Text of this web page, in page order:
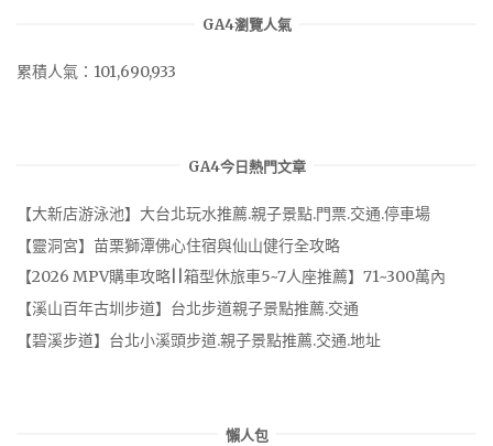
GA4瀏覽人氣
累積人氣：101,690,933
GA4今日熱門文章
【大新店游泳池】大台北玩水推薦.親子景點.門票.交通.停車場
【靈洞宮】苗栗獅潭佛心住宿與仙山健行全攻略
【2026 MPV購車攻略||箱型休旅車5~7人座推薦】71~300萬內
【溪山百年古圳步道】台北步道親子景點推薦.交通
【碧溪步道】台北小溪頭步道.親子景點推薦.交通.地址
懶人包